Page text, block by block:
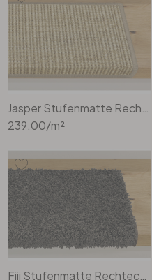
Jasper Stufenmatte Rechteckig Wunschmass in Pearl Beige
239.00/m²
Fiji Stufenmatte Rechteckig Wunschmass in Ebony